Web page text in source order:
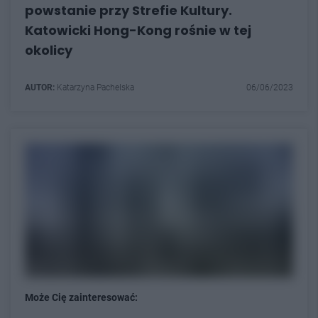
powstanie przy Strefie Kultury.
Katowicki Hong-Kong rośnie w tej
okolicy
AUTOR: Katarzyna Pachelska 06/06/2023
Może Cię zainteresować: